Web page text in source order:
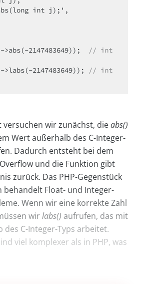
>abs(-2147483649));
// int
>labs(-2147483649));
// int
versuchen wir zunächst, dieabs()
Wert außerhalb des C-Integer-
Dadurch entsteht bei dem
und die Funktion gibt
zurück. Das PHP-Gegenstück
behandelt Float- und Integer-
Wenn wir eine korrekte Zahl
wirlabs() aufrufen, das mit
C-Integer-Typs arbeitet.
viel komplexer als in PHP, was